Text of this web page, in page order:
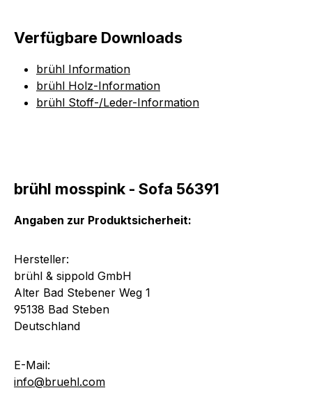
Verfügbare Downloads
brühl Information
brühl Holz-Information
brühl Stoff-/Leder-Information
brühl mosspink - Sofa 56391
Angaben zur Produktsicherheit:
Hersteller:
brühl & sippold GmbH
Alter Bad Stebener Weg 1
95138 Bad Steben
Deutschland
E-Mail:
info@bruehl.com